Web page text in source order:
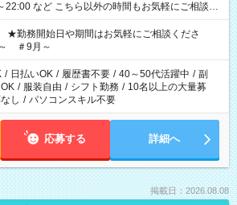
の時間もお気軽にご相談く
勤務開始日や期間はお気軽にご相談くださ
＃9月～
/ 日払いOK / 履歴書不要 / 40～50代活躍中 / 副
/ 服装自由 / シフト勤務 / 10名以上の大量募
し / パソコンスキル不要
応募する 詳細へ
掲載日：2026.08.08